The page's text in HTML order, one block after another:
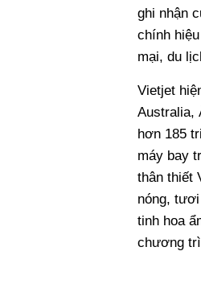
ghi nhận
chính
mại, du
Vietjet
Australia,
hơn 185
máy bay
thân thiết
nóng,
tinh hoa
chương